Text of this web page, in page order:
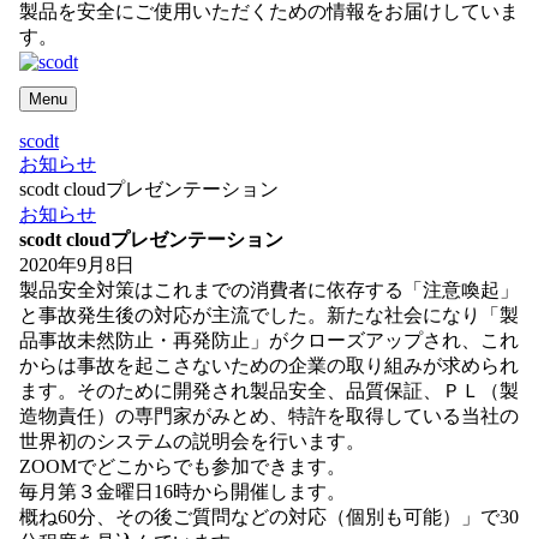
製品を安全にご使用いただくための情報をお届けしていま
す。
Menu
scodt
お知らせ
scodt cloudプレゼンテーション
お知らせ
scodt cloudプレゼンテーション
2020年9月8日
製品安全対策はこれまでの消費者に依存する「注意喚起」
と事故発生後の対応が主流でした。新たな社会になり「製
品事故未然防止・再発防止」がクローズアップされ、これ
からは事故を起こさないための企業の取り組みが求められ
ます。そのために開発され製品安全、品質保証、ＰＬ（製
造物責任）の専門家がみとめ、特許を取得している当社の
世界初のシステムの説明会を行います。
ZOOMでどこからでも参加できます。
毎月第３金曜日16時から開催します。
概ね60分、その後ご質問などの対応（個別も可能）」で30